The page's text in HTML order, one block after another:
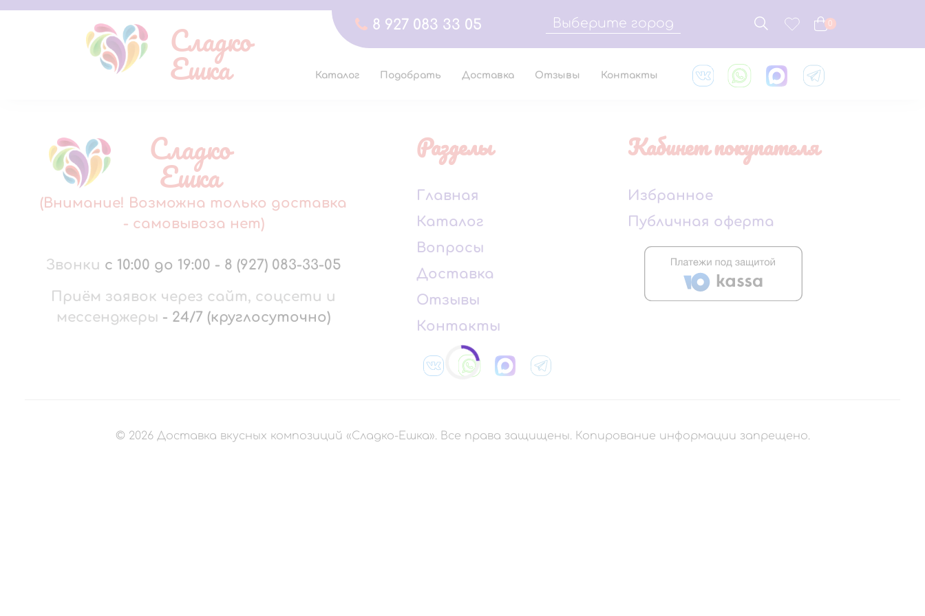
8 927 083 33 05 Выберите город 0
Сладко
Ешка Каталог Подобрать Доставка Отзывы Контакты
Сладко
Ешка
(Внимание! Возможна только доставка
- самовывоза нет)
Звонки с 10:00 до 19:00 - 8 (927) 083-33-05
Приём заявок через сайт, соцсети и
мессенджеры - 24/7 (круглосуточно)
Разделы
Главная
Каталог
Вопросы
Доставка
Отзывы
Контакты
Кабинет покупателя
Избранное
Публичная оферта
© 2026Доставка вкусных композиций «Сладко-Ешка». Все права защищены. Копирование информации запрещено.